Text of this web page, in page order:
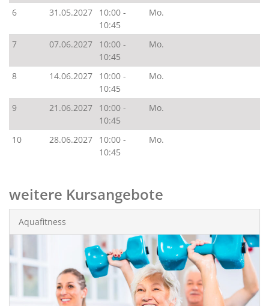
6 31.05.2027
10:00 -
10:45
Mo.
7 07.06.2027
10:00 -
10:45
Mo.
8 14.06.2027
10:00 -
10:45
Mo.
9 21.06.2027
10:00 -
10:45
Mo.
10 28.06.2027
10:00 -
10:45
Mo.
weitere Kursangebote
Aquafitness